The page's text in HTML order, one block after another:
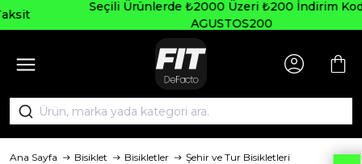
Seçili Ürünlerde ₺2000 Üzeri ₺200 İndirim Kodu:
AGUSTOS200
Ana Sayfa Bisiklet Bisikletler Şehir ve Tur Bisikletleri